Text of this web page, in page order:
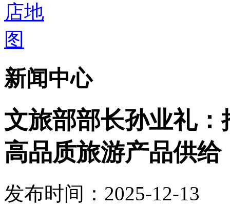
新闻中心
文旅部部长孙业礼
高品质旅游产品供给
发布时间：2025-12-13